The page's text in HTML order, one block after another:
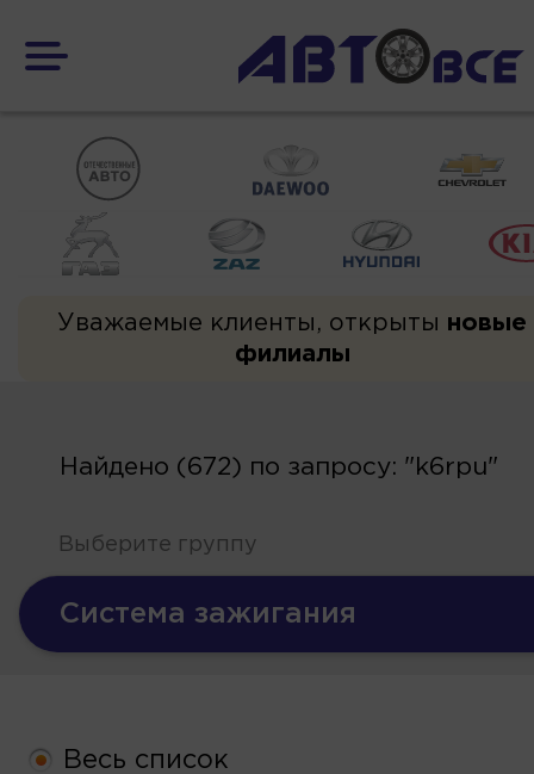
Уважаемые клиенты, открыты новые
филиалы
Найдено (672) по запросу: "k6rpu"
Выберите группу
Система зажигания
Весь список